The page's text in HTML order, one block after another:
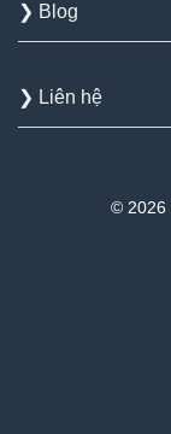
❯ Blog
❯ Liên hệ
© 2026